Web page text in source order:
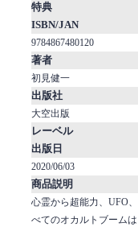
特典
ISBN/JAN
9784867480120
著者
初見健一
出版社
大空出版
レーベル
出版日
2020/06/03
商品説明
心霊から超能力、UFO
べてのオカルトブーム